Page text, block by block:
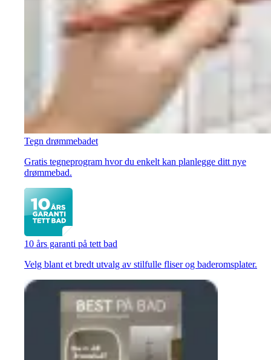
Tegn drømmebadet
Gratis tegneprogram hvor du enkelt kan planlegge ditt nye
drømmebad.
10 års garanti på tett bad
Velg blant et bredt utvalg av stilfulle fliser og baderomsplater.